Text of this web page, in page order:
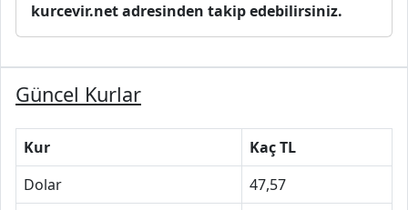
kurcevir.net adresinden takip edebilirsiniz.
Güncel Kurlar
Kur
Kaç TL
Dolar
47,57